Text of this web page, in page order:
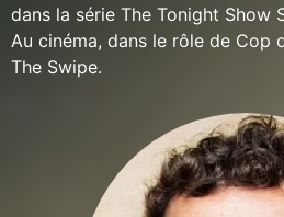
dans la série The Tonight Show
Au cinéma, dans le rôle de Cop
The Swipe.